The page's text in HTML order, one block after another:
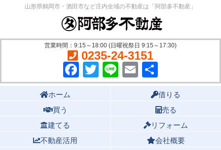
山形県鶴岡市・酒田市など庄内全域の不動産は「阿部多不動産」
営業時間：9:15～18:00 (日曜祝祭日 9:15～17:30)
0235-24-3151
Facebook
Twitter
LineEmail
有
ホーム
借りる
買う
売る
建てる
リフォーム
不動産活用
会社概要